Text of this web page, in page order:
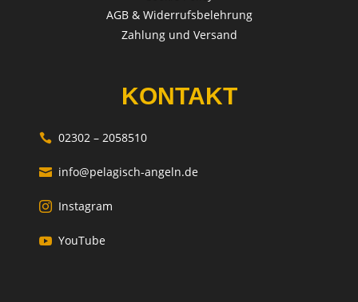
AGB & Widerrufsbelehrung
Zahlung und Versand
KONTAKT
 02302 – 2058510
 info@pelagisch-angeln.de
 Instagram
 YouTube